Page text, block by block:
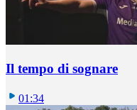
Il tempo di sognare
01:34